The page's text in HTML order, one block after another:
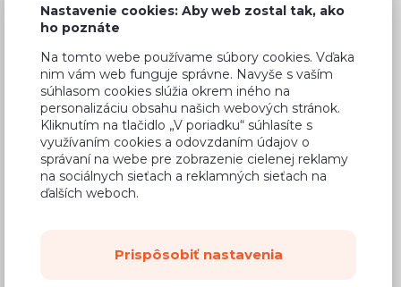
Zobrazit filtry
Nastavenie cookies: Aby web zostal tak, ako
ho poznáte
Na tomto webe používame súbory cookies. Vďaka
nim vám web funguje správne. Navyše s vaším
súhlasom cookies slúžia okrem iného na
personalizáciu obsahu našich webových stránok.
Kliknutím na tlačidlo „V poriadku“ súhlasíte s
využívaním cookies a odovzdaním údajov o
správaní na webe pre zobrazenie cielenej reklamy
na sociálnych sieťach a reklamných sieťach na
ďalších weboch.
Prispôsobiť nastavenia